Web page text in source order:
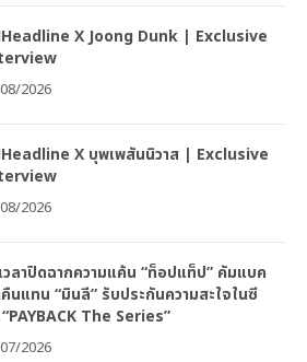
X Joong Dunk | Exclusive
2026
X บุพเพสันนิวาส | Exclusive
2026
วลาปิดฉากความแค้น “ท็อปแท็ป” คัมแบค
คืนแทน “มินลี” รับประกันความสะใจในซี
The Series”
2026